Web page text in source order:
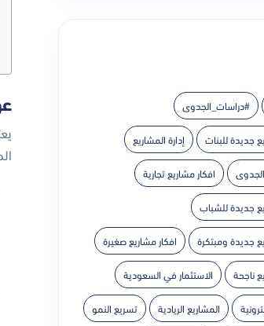
#دراسات_الجدوى
جديدة للبنات إدارة المشاريع
افكار مشاريع تجارية
جديدة للشباب
جديدة ومبتكرة افكار مشاريع صغيرة
ناجحة الاستثمار في السعودية
المشاريع الريادية تسريع النمو